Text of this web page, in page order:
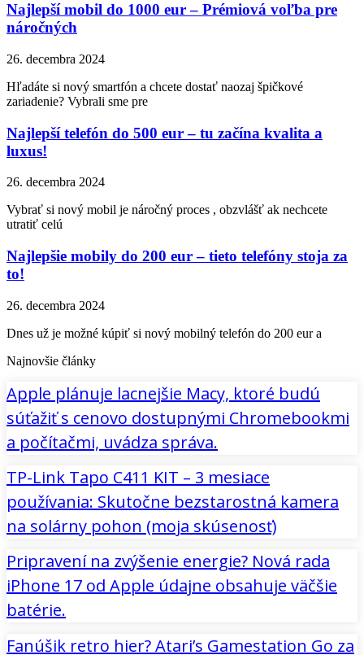
Najlepší mobil do 1000 eur – Prémiová voľba pre
náročných
26. decembra 2024
Hľadáte si nový smartfón a chcete dostať naozaj špičkové
zariadenie? Vybrali sme pre
Najlepší telefón do 500 eur – tu začína kvalita a
luxus!
26. decembra 2024
Vybrať si nový mobil je náročný proces , obzvlášť ak nechcete
utratiť celú
Najlepšie mobily do 200 eur – tieto telefóny stoja za
to!
26. decembra 2024
Dnes už je možné kúpiť si nový mobilný telefón do 200 eur a
Najnovšie články
Apple plánuje lacnejšie Macy, ktoré budú
súťažiť s cenovo dostupnými Chromebookmi
a počítačmi, uvádza správa.
TP-Link Tapo C411 KIT – 3 mesiace
používania: Skutočne bezstarostná kamera
na solárny pohon (moja skúsenosť)
Pripravení na zvýšenie energie? Nová rada
iPhone 17 od Apple údajne obsahuje väčšie
batérie.
Fanúšik retro hier? Atari’s Gamestation Go za